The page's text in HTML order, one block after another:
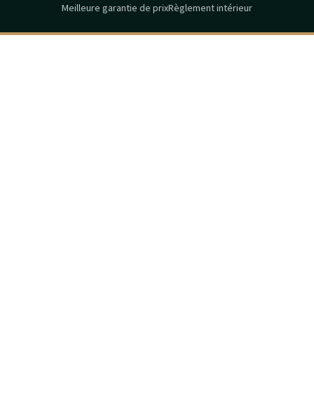
Meilleure garantie de prixRèglement intérieur